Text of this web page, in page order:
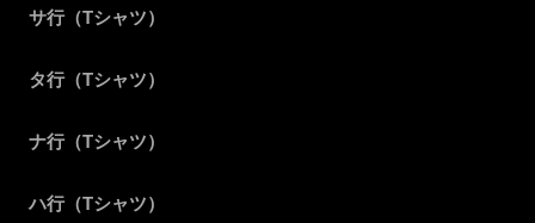
サ行（Tシャツ）
タ行（Tシャツ）
ナ行（Tシャツ）
ハ行（Tシャツ）